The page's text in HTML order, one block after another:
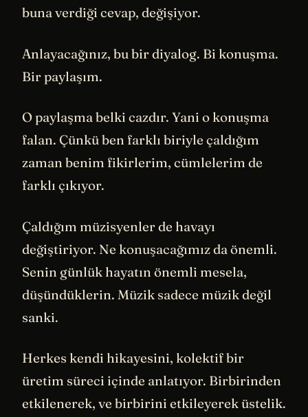
buna verdiği cevap, değişiyor.
Anlayacağınız, bu bir diyalog. Bi konuşma.
Bir paylaşım.
O paylaşma belki cazdır. Yani o konuşma
falan. Çünkü ben farklı biriyle çaldığım
zaman benim fikirlerim, cümlelerim de
farklı çıkıyor.
Çaldığım müzisyenler de havayı
değiştiriyor. Ne konuşacağımız da önemli.
Senin günlük hayatın önemli mesela,
düşündüklerin. Müzik sadece müzik değil
sanki.
Herkes kendi hikayesini, kolektif bir
üretim süreci içinde anlatıyor. Birbirinden
etkilenerek, ve birbirini etkileyerek üstelik.